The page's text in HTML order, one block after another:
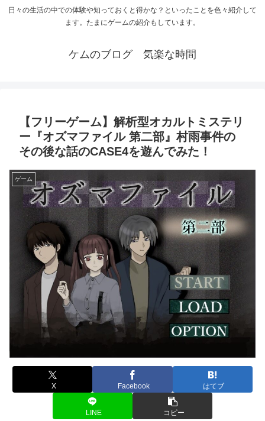
日々の生活の中での体験や知っておくと得かな？といったことを色々紹介して
ます。たまにゲームの紹介もしています。
ケムのブログ 気楽な時間
【フリーゲーム】解析型オカルトミステリ
ー『オズマファイル 第二部』村雨事件の
その後な話のCASE4を遊んでみた！
ゲーム
X Facebook はてブ
LINE コピー